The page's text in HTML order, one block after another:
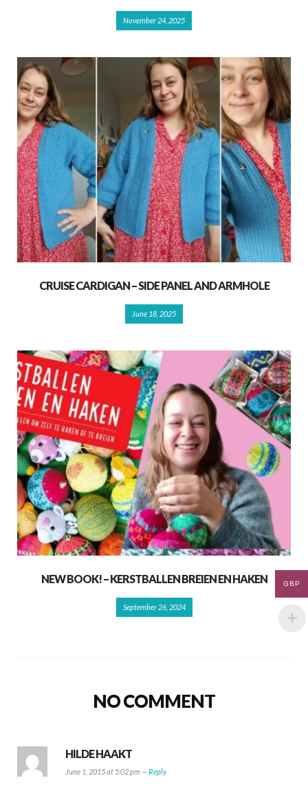
November 24, 2025
CRUISE CARDIGAN – SIDE PANEL AND ARMHOLE
June 18, 2025
NEW BOOK! – KERSTBALLEN BREIEN EN HAKEN
September 26, 2024
NO COMMENT
HILDE HAAKT
June 1, 2015 at 5:02 pm —Reply
GBP